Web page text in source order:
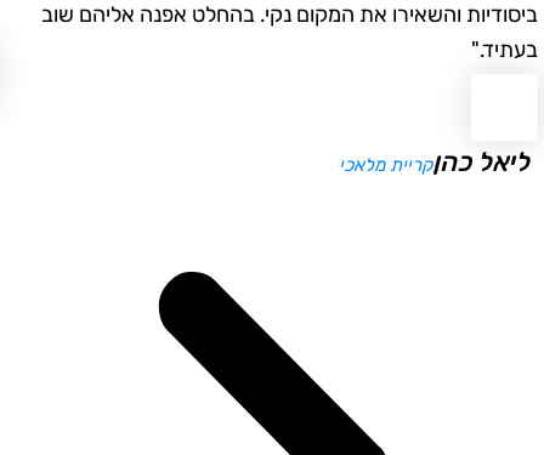
והשאירו את המקום נקי. בהחלט אפנה אליהם שוב
כהןקריית מלאכי